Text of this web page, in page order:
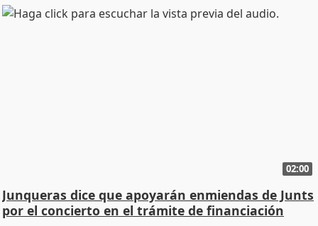
02:00
Junqueras dice que apoyarán enmiendas de Junts
por el concierto en el trámite de financiación